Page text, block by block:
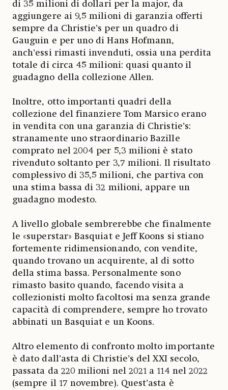
di 35 milioni di dollari per la major, da
aggiungere ai 9,5 milioni di garanzia offerti
sempre da Christie’s per un quadro di
Gauguin e per uno di Hans Hofmann,
anch’essi rimasti invenduti, ossia una perdita
totale di circa 45 milioni: quasi quanto il
guadagno della collezione Allen.
Inoltre, otto importanti quadri della
collezione del finanziere Tom Marsico erano
in vendita con una garanzia di Christie’s:
stranamente uno straordinario Bazille
comprato nel 2004 per 5,3 milioni è stato
rivenduto soltanto per 3,7 milioni. Il risultato
complessivo di 35,5 milioni, che partiva con
una stima bassa di 32 milioni, appare un
guadagno modesto.
A livello globale sembrerebbe che finalmente
le «superstar» Basquiat e Jeff Koons si stiano
fortemente ridimensionando, con vendite,
quando trovano un acquirente, al di sotto
della stima bassa. Personalmente sono
rimasto basito quando, facendo visita a
collezionisti molto facoltosi ma senza grande
capacità di comprendere, sempre ho trovato
abbinati un Basquiat e un Koons.
Altro elemento di confronto molto importante
è dato dall’asta di Christie’s del XXI secolo,
passata da 220 milioni nel 2021 a 114 nel 2022
(sempre il 17 novembre). Quest’asta è